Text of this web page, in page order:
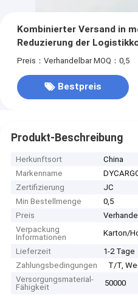
Kombinierter Versand in
Reduzierung der
Preis：Verhandelbar MOQ：0,5
Bestpreis
Produkt-Beschreibung
Herkunftsort
China
Markenname
Zertifizierung
JC
Min Bestellmenge
0,5
Preis
Verpackung
Informationen
Karton/
Lieferzeit
1-2 Tage
Zahlungsbedingungen
T/T,
Versorgungsmaterial-
Fähigkeit
50000